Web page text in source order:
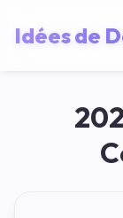
Idées de